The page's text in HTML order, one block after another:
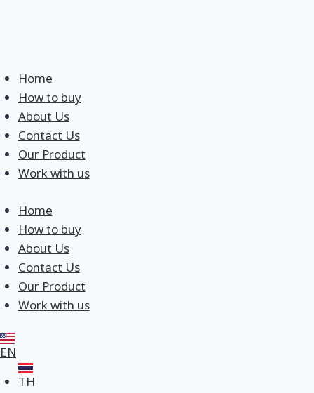
Home
How to buy
About Us
Contact Us
Our Product
Work with us
Home
How to buy
About Us
Contact Us
Our Product
Work with us
EN
TH